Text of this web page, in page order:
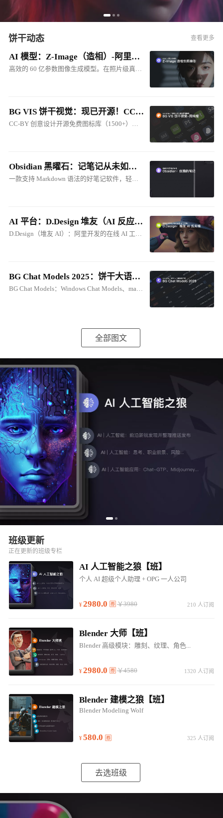
饼干动态 查看更多
AI 模型：Z-Image（造相）-阿里出品的多模态生图模型
高效的 60 亿参数图像生成模型。在照片级真实感图像生成和中英双语文本渲染方面效果突出，其品质可与 FLUX.2 等顶级商业模型媲美
BG VIS 饼干视觉：现已开源！CC-BY 创意设计开源免费图标库
CC-BY 创意设计开源免费图标库（1500+），包括：软件图标、硬件图标、人工智能图标、网站图标、产品图标、系统图标等...
Obsidian 黑曜石：记笔记从未如此优雅
一款支持 Markdown 语法的好笔记软件，轻松建立属于自己的本地知识库。与 Cherry Studio 的笔记联动，将笔记转化为 AI 知识库！
AI 平台：D.Design 堆友（AI 反应堆）在线 ComfyUI
D.Design（堆友 AI）：阿里开发的在线 AI 工具集。支持：生成式、在线ComfyUI、电商图创作等
BG Chat Models 2025：饼干大语音模型库
BG Chat Models：Windows Chat Models、macOS Chat Models
全部图文
班级更新
正在更新的班级专栏
AI 人工智能之狼【班】
个人 AI 超级个人助理 + OPG 一人公司
2980.0 ￥3980 210 人订阅
Blender 大师【班】
Blender 高级模块：雕刻、纹理、角色...
2980.0 ￥4580 1320 人订阅
Blender 建模之狼【班】
Blender Modeling Wolf
580.0 325 人订阅
去选班级